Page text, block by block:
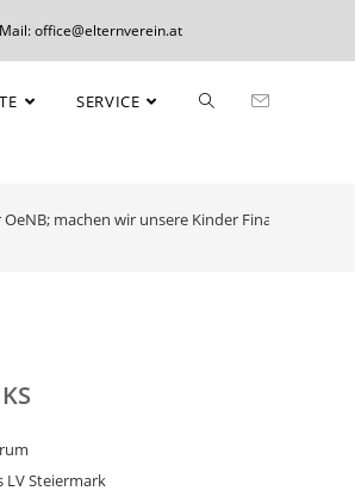
Mail: office@elternverein.at
SERVICE
machen wir unsere Kinder FinanzFit!
LV Steiermark